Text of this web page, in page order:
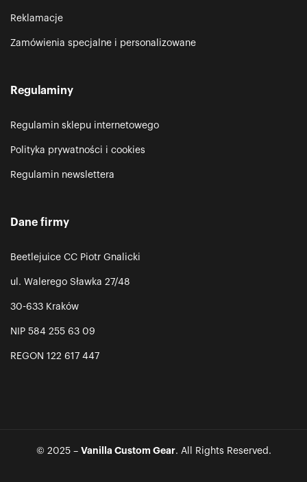
Reklamacje
Zamówienia specjalne i personalizowane
Regulaminy
Regulamin sklepu internetowego
Polityka prywatności i cookies
Regulamin newslettera
Dane firmy
Beetlejuice CC Piotr Gnalicki
ul. Walerego Sławka 27/48
30-633 Kraków
NIP 584 255 63 09
REGON 122 617 447
© 2025 – Vanilla Custom Gear. All Rights Reserved.